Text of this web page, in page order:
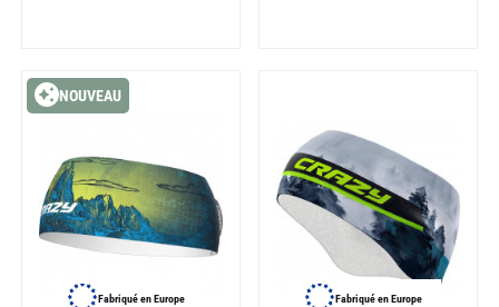
NOUVEAU
Fabriqué en Europe Fabriqué en Europe